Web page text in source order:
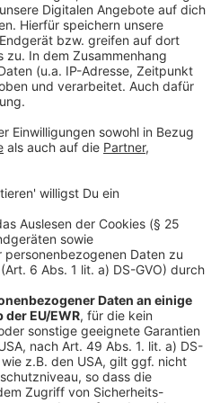
zu laden!
einen Service eines
um Videoinhalte
Service kann
Aktivitäten
lesen Sie die
stimmen Sie der
Consent
Platform
von Nico Santos. Das
er sich tatsächlich von